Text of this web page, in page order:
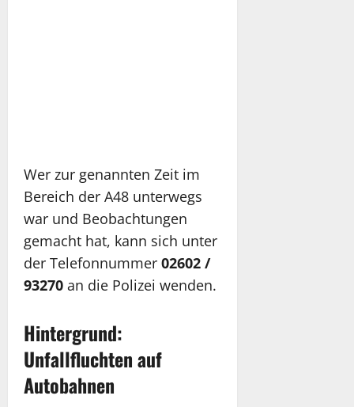
Wer zur genannten Zeit im
Bereich der A48 unterwegs
war und Beobachtungen
gemacht hat, kann sich unter
der Telefonnummer 02602 /
93270 an die Polizei wenden.
Hintergrund:
Unfallfluchten auf
Autobahnen